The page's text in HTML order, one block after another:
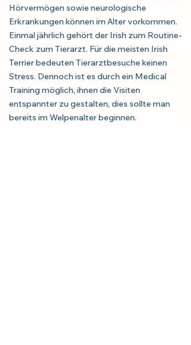
Hörvermögen sowie neurologische
Erkrankungen können im Alter vorkommen.
Einmal jährlich gehört der Irish zum Routine-
Check zum Tierarzt. Für die meisten Irish
Terrier bedeuten Tierarztbesuche keinen
Stress. Dennoch ist es durch ein Medical
Training möglich, ihnen die Visiten
entspannter zu gestalten, dies sollte man
bereits im Welpenalter beginnen.